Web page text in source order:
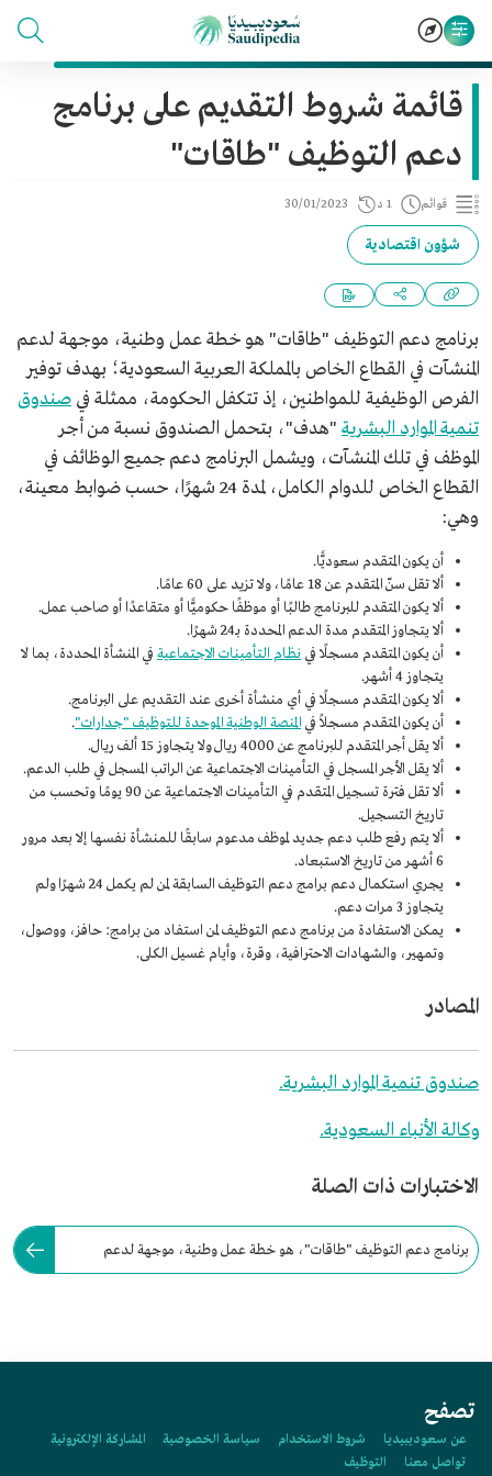
قائمة شروط التقديم على برنامج
دعم التوظيف "طاقات"
قوائم 1 د 30/01/2023
شؤون اقتصادية
برنامج دعم التوظيف "طاقات" هو خطة عمل وطنية، موجهة لدعم
المنشآت في القطاع الخاص بالمملكة العربية السعودية؛ بهدف توفير
الفرص الوظيفية للمواطنين، إذ تتكفل الحكومة، ممثلة في صندوق
تنمية الموارد البشرية "هدف"، بتحمل الصندوق نسبة من أجر
الموظف في تلك المنشآت، ويشمل البرنامج دعم جميع الوظائف في
القطاع الخاص للدوام الكامل، لمدة 24 شهرًا، حسب ضوابط معينة،
وهي:
أن يكون المتقدم سعوديًّا.
ألا تقل سنّ المتقدم عن 18 عامًا، ولا تزيد على 60 عامًا.
ألا يكون المتقدم للبرنامج طالبًا أو موظفًا حكوميًّا أو متقاعدًا أو صاحب عمل.
ألا يتجاوز المتقدم مدة الدعم المحددة بـ24 شهرًا.
أن يكون المتقدم مسجلًا في نظام التأمينات الاجتماعية في المنشأة المحددة، بما لا
يتجاوز 4 أشهر.
ألا يكون المتقدم مسجلًا في أي منشأة أخرى عند التقديم على البرنامج.
أن يكون المتقدم مسجلاً في المنصة الوطنية الموحدة للتوظيف "جدارات".
ألا يقل أجر المتقدم للبرنامج عن 4000 ريال ولا يتجاوز 15 ألف ريال.
ألا يقل الأجر المسجل في التأمينات الاجتماعية عن الراتب المسجل في طلب الدعم.
ألا تقل فترة تسجيل المتقدم في التأمينات الاجتماعية عن 90 يومًا وتحسب من
تاريخ التسجيل.
ألا يتم رفع طلب دعم جديد لموظف مدعوم سابقًا للمنشأة نفسها إلا بعد مرور
6 أشهر من تاريخ الاستبعاد.
يجري استكمال دعم برامج دعم التوظيف السابقة لمن لم يكمل 24 شهرًا ولم
يتجاوز 3 مرات دعم.
يمكن الاستفادة من برنامج دعم التوظيف لمن استفاد من برامج: حافز، ووصول،
وتمهير، والشهادات الاحترافية، وقرة، وأيام غسيل الكلى.
المصادر
صندوق تنمية الموارد البشرية.
وكالة الأنباء السعودية.
الاختبارات ذات الصلة
برنامج دعم التوظيف "طاقات"، هو خطة عمل وطنية، موجهة لدعم
تصفح
عن سعوديبيديا شروط الاستخدام سياسة الخصوصية
المشاركة الإلكترونية
تواصل معنا
التوظيف